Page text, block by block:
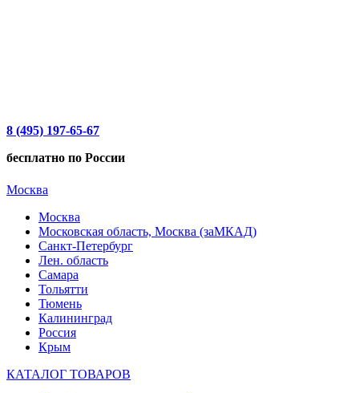
8 (495) 197-65-67
бесплатно по России
Москва
Москва
Московская область, Москва (заМКАД)
Санкт-Петербург
Лен. область
Самара
Тольятти
Тюмень
Калининград
Россия
Крым
КАТАЛОГ ТОВАРОВ